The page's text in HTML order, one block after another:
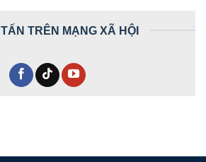
TRÊN MẠNG XÃ HỘI